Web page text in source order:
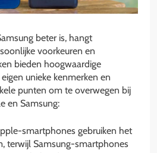
beter is, hangt
voorkeuren en
bieden hoogwaardige
unieke kenmerken en
punten om te overwegen bij
en Samsung:
smartphones gebruiken het
terwijl Samsung-smartphones